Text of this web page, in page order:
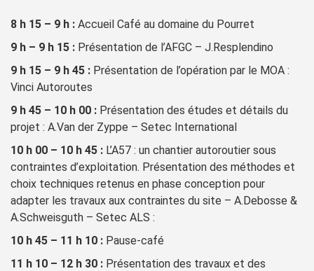
8 h 15 – 9 h : Accueil Café au domaine du Pourret
9 h – 9 h 15 : Présentation de l’AFGC – J.Resplendino
9 h 15 – 9 h 45 : Présentation de l’opération par le MOA :
Vinci Autoroutes
9 h 45 – 10 h 00 : Présentation des études et détails du
projet : A.Van der Zyppe – Setec International
10 h 00 – 10 h 45 : L’A57 : un chantier autoroutier sous
contraintes d’exploitation. Présentation des méthodes et
choix techniques retenus en phase conception pour
adapter les travaux aux contraintes du site – A.Debosse &
A.Schweisguth – Setec ALS :
10 h 45 – 11 h 10 : Pause-café
11 h 10 – 12 h 30 : Présentation des travaux et des